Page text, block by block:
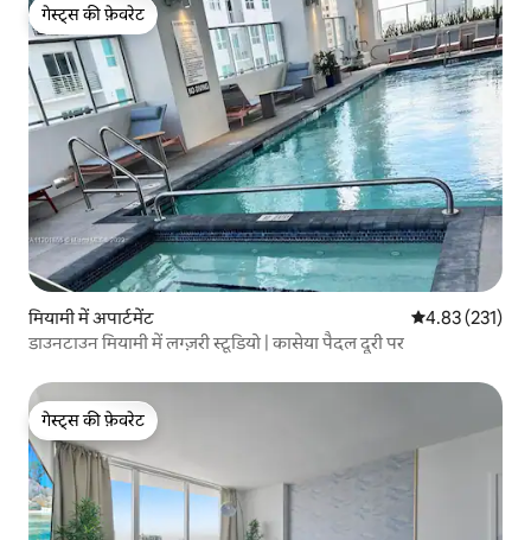
गेस्ट्स की फ़ेवरेट
गेस्ट्स की फ़ेवरेट
मियामी में अपार्टमेंट औसत रेटिंग 5 में से
4.83 (231)
डाउनटाउन मियामी में लग्ज़री स्टूडियो | कासेया पैदल दूरी पर
गेस्ट्स की फ़ेवरेट
गेस्ट्स की फ़ेवरेट